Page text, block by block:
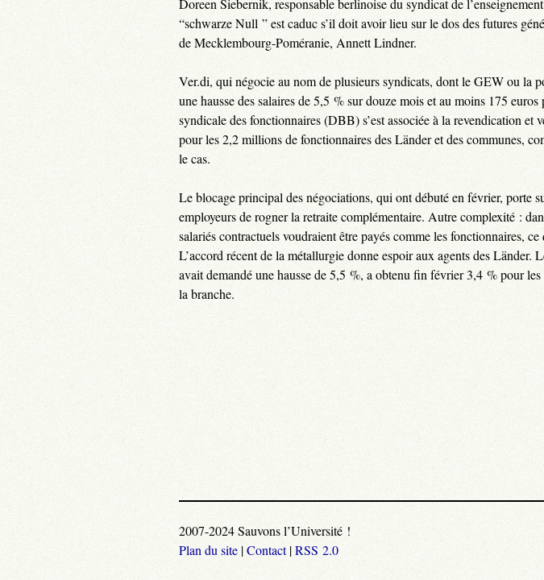
Doreen Siebernik, responsable berlinoise du syndicat de
“schwarze Null ” est caduc s’il doit avoir lieu sur le dos des futures
de Mecklembourg-Poméranie, Annett Lindner.
Ver.di, qui négocie au nom de plusieurs syndicats, dont le GEW ou la
une hausse des salaires de 5,5 % sur douze mois et au moins 175
syndicale des fonctionnaires (DBB) s’est associée à la revendication et
pour les 2,2 millions de fonctionnaires des Länder et des communes,
le cas.
Le blocage principal des négociations, qui ont débuté en février, porte
employeurs de rogner la retraite complémentaire. Autre complexité :
salariés contractuels voudraient être payés comme les fonctionnaires, ce
L’accord récent de la métallurgie donne espoir aux agents des Länder.
avait demandé une hausse de 5,5 %, a obtenu fin février 3,4 % pour
la branche.
2007-2024 Sauvons l’Université !
Plan du site |Contact|RSS 2.0